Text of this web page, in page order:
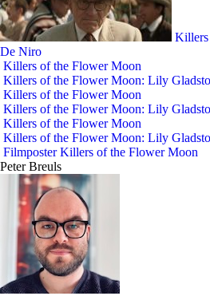
Killers
De Niro
Killers of the Flower Moon
Killers of the Flower Moon: Lily
Killers of the Flower Moon
Killers of the Flower Moon: Lily
Killers of the Flower Moon
Killers of the Flower Moon: Lily
Filmposter Killers of the Flower Moon
Peter Breuls